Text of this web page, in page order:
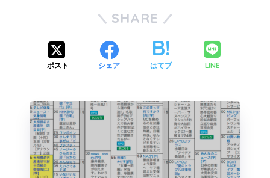
SHARE
ポスト シェア はてブ LINE